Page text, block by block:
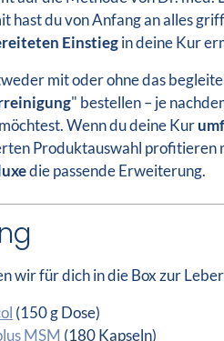
hast du von Anfang an alles
Einstiegin deine Kur
mit oder ohne das
" bestellen – je
Wenn du deine Kur
Produktauswahl profitieren
die passende Erweiterung.
wir für dich in die Box zur
(150 g Dose)
MSM (180 Kapseln)